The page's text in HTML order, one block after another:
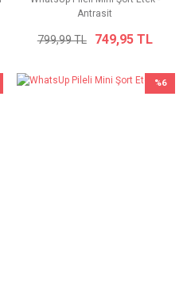
Antrasit
799,99 TL 749,95 TL
%6